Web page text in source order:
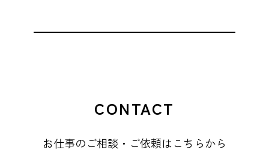
CONTACT
お仕事のご相談・ご依頼はこちらから